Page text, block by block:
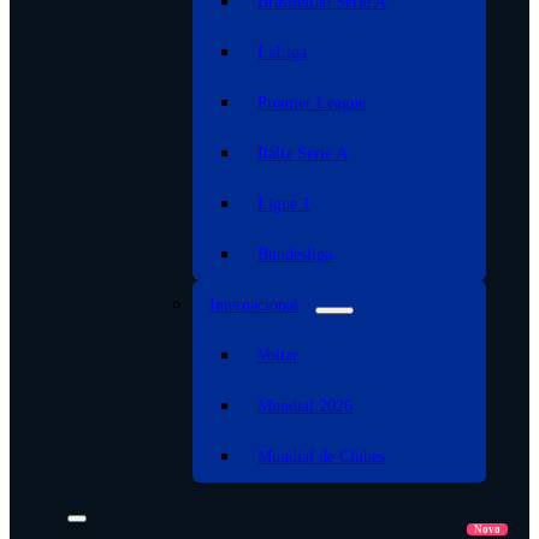
LaLiga
Premier League
Itália Série A
Ligue 1
Bundesliga
Internacional
Voltar
Mundial 2026
Mundial de Clubes